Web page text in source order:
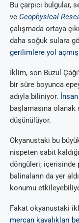
Bu çarpıcı bulgular,
ve Geophysical
çalışmada ortaya
daha soğuk sulara
gerilimlere yol açmış
İklim, son Buzul
bir süre boyunca
adıyla biliniyor.
başlamasına
düşünülüyor.
Okyanustaki bu
nispeten sabit
döngüleri; içerisinde
balinaların da yer
konumu
Fakat okyanustaki
mercan kayalıkları